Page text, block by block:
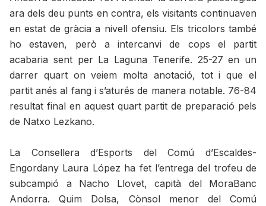
ara dels deu punts en contra, els visitants continuaven
en estat de gràcia a nivell ofensiu. Els tricolors també
ho estaven, però a intercanvi de cops el partit
acabaria sent per La Laguna Tenerife. 25-27 en un
darrer quart on veiem molta anotació, tot i que el
partit anés al fang i s’aturés de manera notable. 76-84
resultat final en aquest quart partit de preparació pels
de Natxo Lezkano.
La Consellera d’Esports del Comú d’Escaldes-
Engordany Laura López ha fet l’entrega del trofeu de
subcampió a Nacho Llovet, capità del MoraBanc
Andorra. Quim Dolsa, Cònsol menor del Comú